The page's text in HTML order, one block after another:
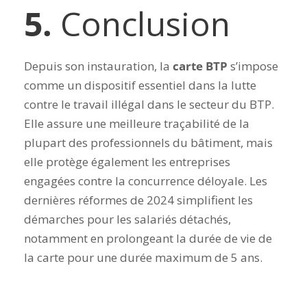
5. Conclusion
Depuis son instauration, la carte BTP s’impose
comme un dispositif essentiel dans la lutte
contre le travail illégal dans le secteur du BTP.
Elle assure une meilleure traçabilité de la
plupart des professionnels du bâtiment, mais
elle protège également les entreprises
engagées contre la concurrence déloyale. Les
dernières réformes de 2024 simplifient les
démarches pour les salariés détachés,
notamment en prolongeant la durée de vie de
la carte pour une durée maximum de 5 ans.